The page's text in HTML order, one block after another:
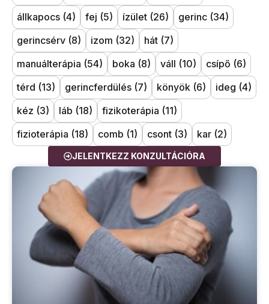
állkapocs (4) fej (5) ízület (26) gerinc (34)
gerincsérv (8) izom (32) hát (7)
manuálterápia (54) boka (8) váll (10) csípő (6)
térd (13) gerincferdülés (7) könyök (6) ideg (4)
kéz (3) láb (18) fizikoterápia (11)
fizioterápia (18) comb (1) csont (3) kar (2)
JELENTKEZZ KONZULTÁCIÓRA